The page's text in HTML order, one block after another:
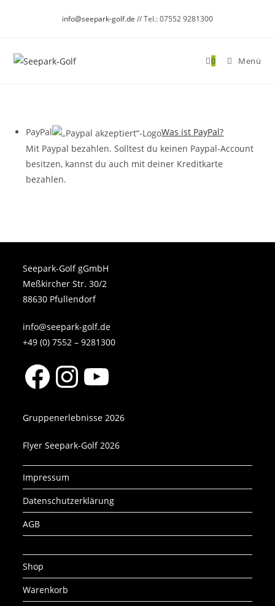
info@seepark-golf.de // Tel.: 07552 9281300
0 Menü
PayPal
Was ist PayPal?
Mit Paypal bezahlen. Solltest du keinen Paypal-Account
besitzen, kannst du auch mit deiner Kreditkarte
bezahlen.
Seepark-Golf gGmbH
Meßkircher Str. 30/2
88630 Pfullendorf
info@seepark-golf.de
+49 (0) 7552 – 9281300
FacebookInstagramYouTube
Gruppenerlebnisse 2026
Flyer Seepark-Golf 2026
Impressum
Datenschutzerklärung
AGB
Shop
Warenkorb